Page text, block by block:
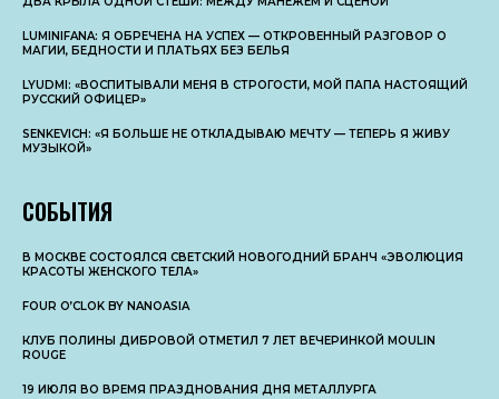
LUMINIFANA: Я ОБРЕЧЕНА НА УСПЕХ — ОТКРОВЕННЫЙ РАЗГОВОР О
МАГИИ, БЕДНОСТИ И ПЛАТЬЯХ БЕЗ БЕЛЬЯ
LYUDMI: «ВОСПИТЫВАЛИ МЕНЯ В СТРОГОСТИ, МОЙ ПАПА НАСТОЯЩИЙ
РУССКИЙ ОФИЦЕР»
SENKEVICH: «Я БОЛЬШЕ НЕ ОТКЛАДЫВАЮ МЕЧТУ — ТЕПЕРЬ Я ЖИВУ
МУЗЫКОЙ»
СОБЫТИЯ
В МОСКВЕ СОСТОЯЛСЯ СВЕТСКИЙ НОВОГОДНИЙ БРАНЧ «ЭВОЛЮЦИЯ
КРАСОТЫ ЖЕНСКОГО ТЕЛА»
FOUR O’CLOK BY NANOASIA
КЛУБ ПОЛИНЫ ДИБРОВОЙ ОТМЕТИЛ 7 ЛЕТ ВЕЧЕРИНКОЙ MOULIN
ROUGE
19 ИЮЛЯ ВО ВРЕМЯ ПРАЗДНОВАНИЯ ДНЯ МЕТАЛЛУРГА